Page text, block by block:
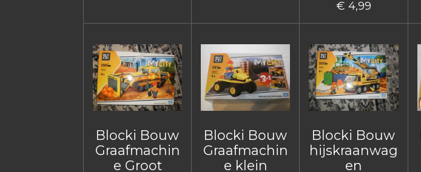
€ 4,99
Blocki Bouw
Graafmachin
e Groot
Blocki Bouw
Graafmachin
e klein
Blocki Bouw
hijskraanwag
en